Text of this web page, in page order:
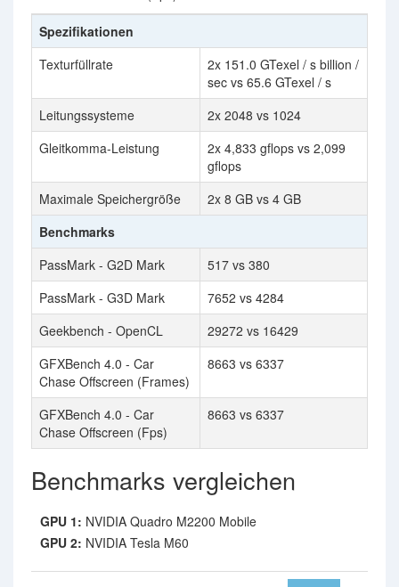
Spezifikationen
Texturfüllrate
2x 151.0 GTexel / s billion /
sec vs 65.6 GTexel / s
Leitungssysteme
2x 2048 vs 1024
Gleitkomma-Leistung
2x 4,833 gflops vs 2,099
gflops
Maximale Speichergröße
2x 8 GB vs 4 GB
Benchmarks
PassMark - G2D Mark
517 vs 380
PassMark - G3D Mark
7652 vs 4284
Geekbench - OpenCL
29272 vs 16429
GFXBench 4.0 - Car
Chase Offscreen (Frames)
8663 vs 6337
GFXBench 4.0 - Car
Chase Offscreen (Fps)
8663 vs 6337
Benchmarks vergleichen
GPU 1: NVIDIA Quadro M2200 Mobile
GPU 2: NVIDIA Tesla M60